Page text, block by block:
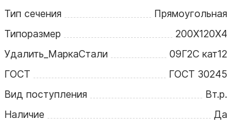
Тип сечения
Прямоугольная
Типоразмер
200Х120Х4
Удалить_МаркаСтали
09Г2С кат12
ГОСТ
ГОСТ 30245
Вид поступления
Вт.р.
Наличие
Да